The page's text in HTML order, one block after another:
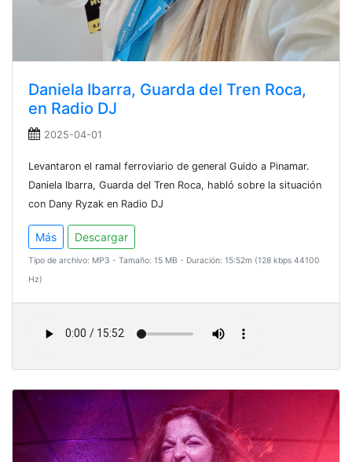
Daniela Ibarra, Guarda del Tren Roca,
en Radio DJ
2025-04-01
Levantaron el ramal ferroviario de general Guido a Pinamar.
Daniela Ibarra, Guarda del Tren Roca, habló sobre la situación
con Dany Ryzak en Radio DJ
Más Descargar
Tipo de archivo: MP3 - Tamaño: 15 MB - Duración: 15:52m (128 kbps 44100
Hz)